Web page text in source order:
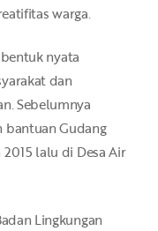
warga.
nyata
dan
Sebelumnya
bantuan Gudang
lalu di Desa Air
Lingkungan